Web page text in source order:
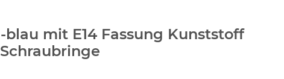
mit E14 Fassung Kunststoff